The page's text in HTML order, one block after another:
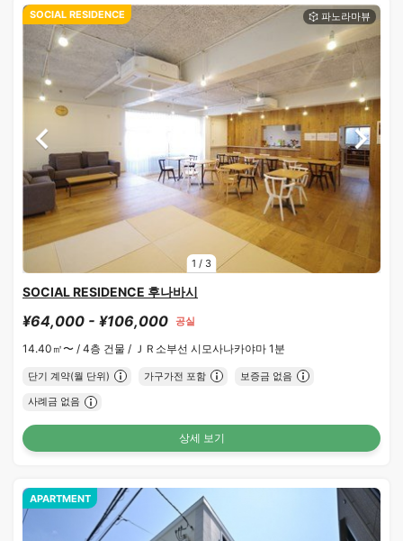
1 / 3
SOCIAL RESIDENCE
SOCIAL RESIDENCE 후나바시
¥64,000 - ¥106,000 공실
14.40㎡〜 / 4층 건물 / ＪＲ소부선 시모사나카야마 1분
단기 계약(월 단위) 가구가전 포함 보증금 없음
사례금 없음
상세 보기
APARTMENT